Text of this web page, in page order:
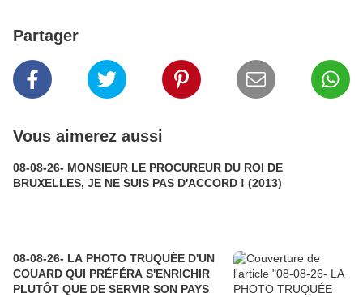
Partager
Vous aimerez aussi
08-08-26- MONSIEUR LE PROCUREUR DU ROI DE
BRUXELLES, JE NE SUIS PAS D'ACCORD ! (2013)
08-08-26- LA PHOTO TRUQUÉE D'UN
COUARD QUI PRÉFÉRA S'ENRICHIR
PLUTÔT QUE DE SERVIR SON PAYS